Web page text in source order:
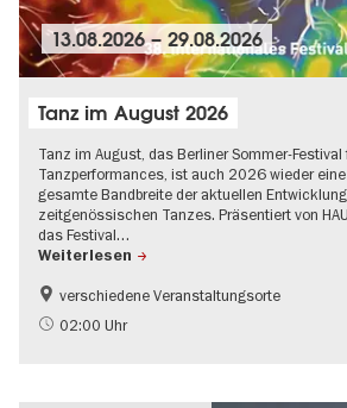
13.08.2026–29.08.2026
Tanz im August 2026
Tanz im August, das Berliner Sommer-
Tanzperformances, ist auch 2026 wieder
gesamte Bandbreite der aktuellen
zeitgenössischen Tanzes. Präsentiert von
das Festival…
Weiterlesen
Kultursommer
verschiedene Veranstaltungsorte
02:00 Uhr